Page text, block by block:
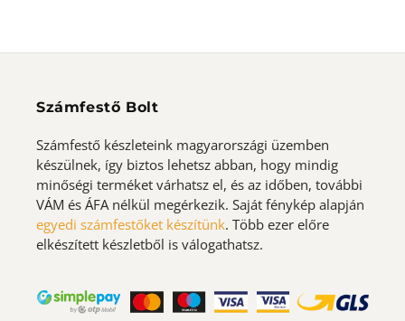
Számfestő Bolt
Számfestő készleteink magyarországi üzemben
készülnek, így biztos lehetsz abban, hogy mindig
minőségi terméket várhatsz el, és az időben, további
VÁM és ÁFA nélkül megérkezik. Saját fénykép alapján
egyedi számfestőket készítünk. Több ezer előre
elkészített készletből is válogathatsz.